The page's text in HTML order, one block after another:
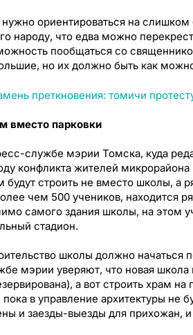
ориентироваться на
народу, что едва можно
пообщаться со
но их должно быть как
вместо парковки
службе мэрии Томска, куда
конфликта жителей
будут строить не вместо школы, а
чем 500 учеников, находится
самого здания школы, на этом
стадион.
школы должно начаться
мэрии уверяют, что новая
а вот строить храм
пока в управление архитектуры не
и заезды-выезды для прихожан,